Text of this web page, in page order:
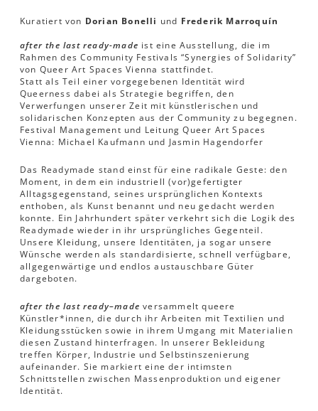
Kuratiert von Dorian Bonelli und Frederik Marroquín
after the last ready-made ist eine Ausstellung, die im
Rahmen des Community Festivals “Synergies of Solidarity”
von Queer Art Spaces Vienna stattfindet.
Statt als Teil einer vorgegebenen Identität wird
Queerness dabei als Strategie begriffen, den
Verwerfungen unserer Zeit mit künstlerischen und
solidarischen Konzepten aus der Community zu begegnen.
Festival Management und Leitung Queer Art Spaces
Vienna: Michael Kaufmann und Jasmin Hagendorfer
Das Readymade stand einst für eine radikale Geste: den
Moment, in dem ein industriell (vor)gefertigter
Alltagsgegenstand, seines ursprünglichen Kontexts
enthoben, als Kunst benannt und neu gedacht werden
konnte. Ein Jahrhundert später verkehrt sich die Logik des
Readymade wieder in ihr ursprüngliches Gegenteil.
Unsere Kleidung, unsere Identitäten, ja sogar unsere
Wünsche werden als standardisierte, schnell verfügbare,
allgegenwärtige und endlos austauschbare Güter
dargeboten.
after the last ready–made versammelt queere
Künstler*innen, die durch ihr Arbeiten mit Textilien und
Kleidungsstücken sowie in ihrem Umgang mit Materialien
diesen Zustand hinterfragen. In unserer Bekleidung
treffen Körper, Industrie und Selbstinszenierung
aufeinander. Sie markiert eine der intimsten
Schnittstellen zwischen Massenproduktion und eigener
Identität.